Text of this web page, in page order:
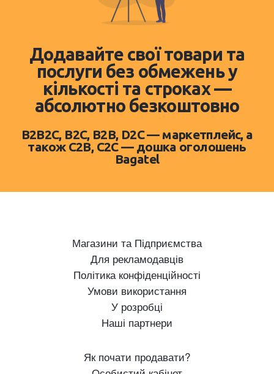
Додавайте свої товари та
послуги без обмежень у
кількості та строках —
абсолютно безкоштовно
B2B2C, B2C, B2B, D2C — маркетплейс, а
також C2B, C2C — дошка оголошень
Bagatel
Магазини та Підприємства
Для рекламодавців
Політика конфіденційності
Умови використання
У розробці
Наші партнери
Як почати продавати?